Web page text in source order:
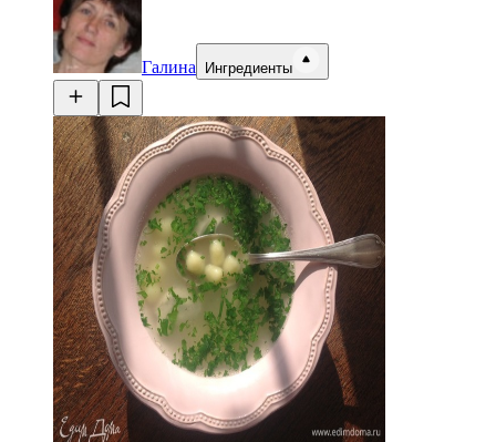
Галина Ингредиенты